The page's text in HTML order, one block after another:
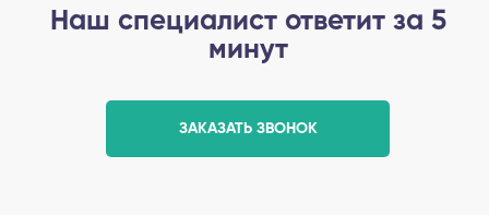
Наш специалист ответит за 5
минут
ЗАКАЗАТЬ ЗВОНОК